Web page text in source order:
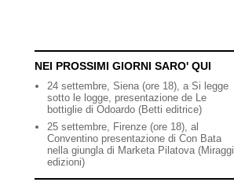
NEI PROSSIMI GIORNI SARO' QUI
24 settembre, Siena (ore 18), a Si legge
sotto le logge, presentazione de Le
bottiglie di Odoardo (Betti editrice)
25 settembre, Firenze (ore 18), al
Conventino presentazione di Con Bata
nella giungla di Marketa Pilatova (Miraggi
edizioni)